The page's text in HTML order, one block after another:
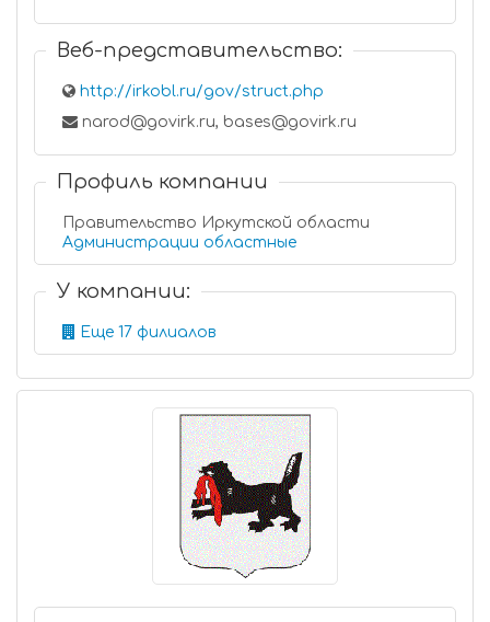
Веб-представительство:
http://irkobl.ru/gov/struct.php
narod@govirk.ru, bases@govirk.ru
Профиль компании
Правительство Иркутской области
Администрации областные
У компании:
Еще 17 филиалов